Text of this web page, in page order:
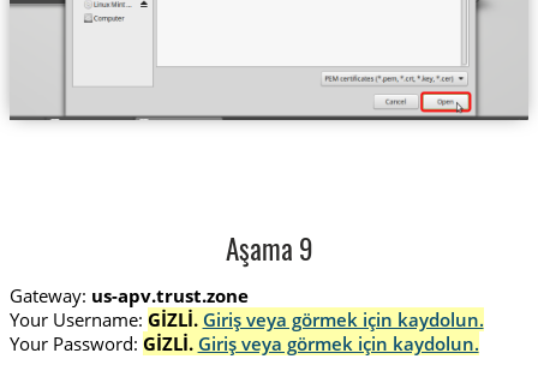
Aşama 9
Gateway: us-apv.trust.zone
Your Username: GİZLİ. Giriş veya görmek için kaydolun.
Your Password: GİZLİ. Giriş veya görmek için kaydolun.